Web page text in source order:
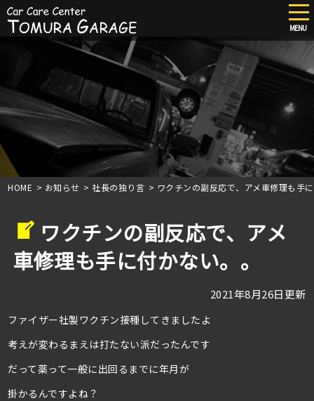
content
MENU
HOME > お知らせ > 社長の独り言 > ワクチンの副反応で、アメ車修理も手
ワクチンの副反応で、アメ
車修理も手に付かない。。
2021年8月26日更新
ファイザー社製ワクチン接種してきましたよ
考えが変わるまえは打たない派だったんです
だって薬って一般に出回るまでに年月が
掛かるんですよね？